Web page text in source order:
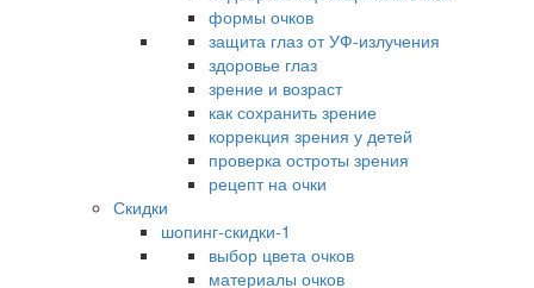
формы очков
защита глаз от УФ-излучения
здоровье глаз
зрение и возраст
как сохранить зрение
коррекция зрения у детей
проверка остроты зрения
рецепт на очки
Скидки
шопинг-скидки-1
выбор цвета очков
материалы очков